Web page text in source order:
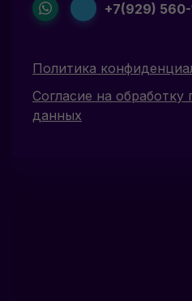
+7(929)
Политика
Согласие на обработку
данных